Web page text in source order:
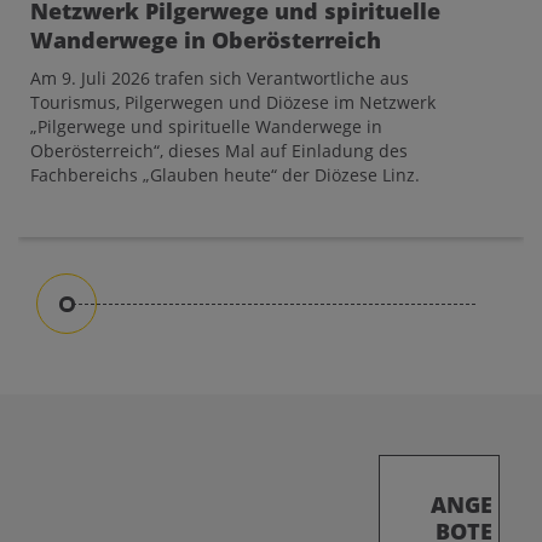
Netzwerk Pilgerwege und spirituelle
Wanderwege in Oberösterreich
Am 9. Juli 2026 trafen sich Verantwortliche aus
Tourismus, Pilgerwegen und Diözese im Netzwerk
„Pilgerwege und spirituelle Wanderwege in
Oberösterreich“, dieses Mal auf Einladung des
Fachbereichs „Glauben heute“ der Diözese Linz.
ANGE
BOTE